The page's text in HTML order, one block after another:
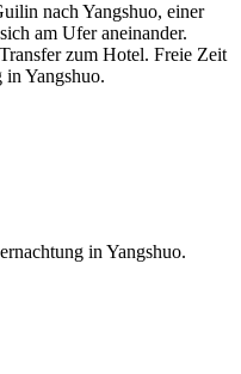
nach Yangshuo, einer
am Ufer aneinander.
zum Hotel. Freie Zeit
Yangshuo.
in Yangshuo.